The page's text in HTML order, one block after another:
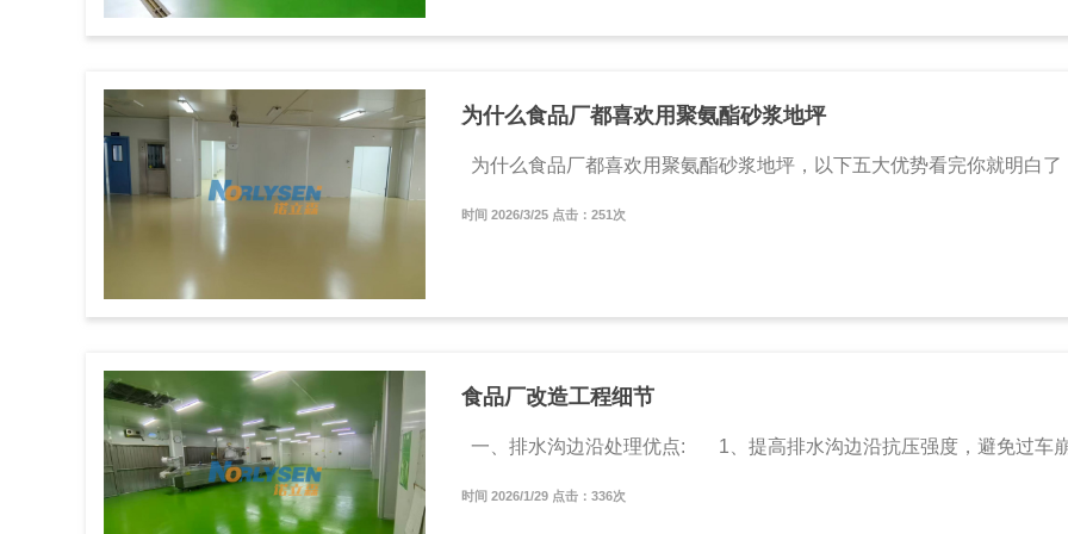
为什么食品厂都喜欢用聚氨酯砂浆地坪
为什么食品厂都喜欢用聚氨酯砂浆地坪，以下五大优势看完你就明白
时间 2026/3/25 点击：251次
食品厂改造工程细节
一、排水沟边沿处理优点: 1、提高排水沟边沿抗压强度，避免过车
时间 2026/1/29 点击：336次